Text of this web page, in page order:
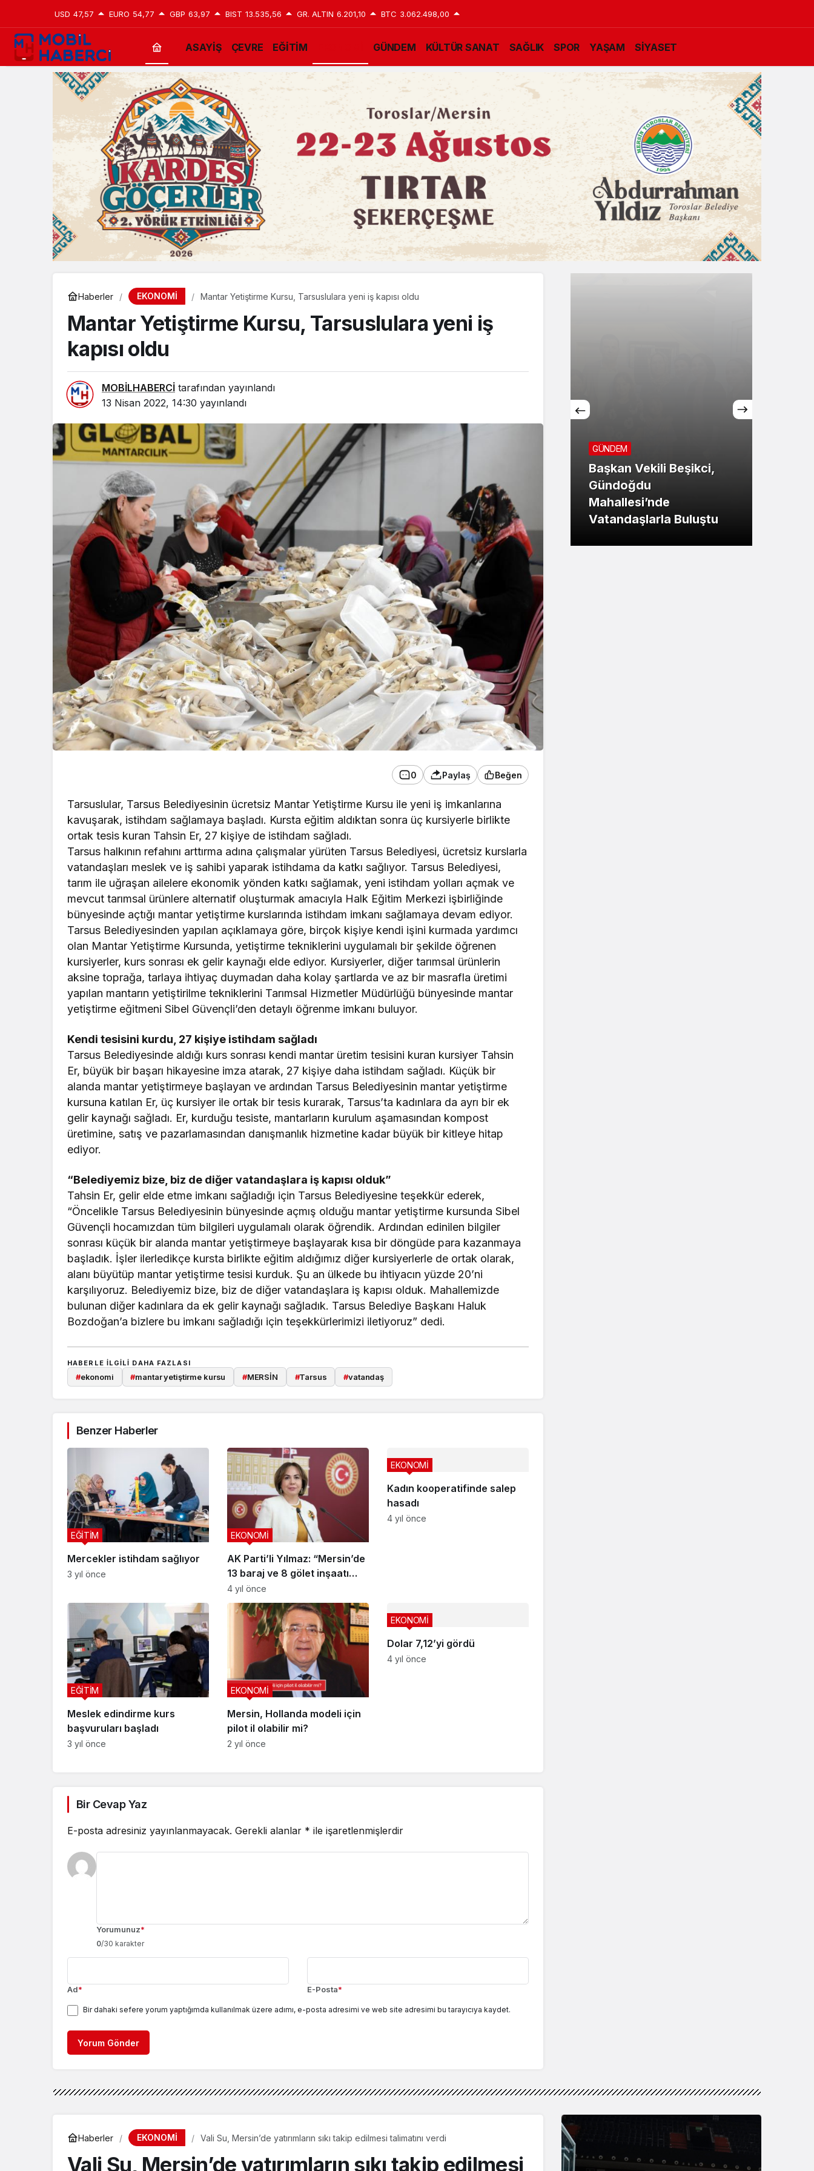
USD 47,57 EURO 54,77 GBP 63,97 BIST 13.535,56 GR. ALTIN 6.201,10 BTC 3.062.498,00
ASAYİŞ ÇEVRE EĞİTİM GÜNDEM KÜLTÜR SANAT SAĞLIK SPOR YAŞAM SİYASET
Haberler EKONOMİ Mantar Yetiştirme Kursu, Tarsuslulara yeni iş kapısı oldu
Mantar Yetiştirme Kursu, Tarsuslulara yeni iş
kapısı oldu
MOBİLHABERCİ tarafından yayınlandı
13 Nisan 2022, 14:30 yayınlandı
0 Paylaş Beğen
Tarsuslular, Tarsus Belediyesinin ücretsiz Mantar Yetiştirme Kursu ile yeni iş imkanlarına
kavuşarak, istihdam sağlamaya başladı. Kursta eğitim aldıktan sonra üç kursiyerle birlikte
ortak tesis kuran Tahsin Er, 27 kişiye de istihdam sağladı.
Tarsus halkının refahını arttırma adına çalışmalar yürüten Tarsus Belediyesi, ücretsiz kurslarla
vatandaşları meslek ve iş sahibi yaparak istihdama da katkı sağlıyor. Tarsus Belediyesi,
tarım ile uğraşan ailelere ekonomik yönden katkı sağlamak, yeni istihdam yolları açmak ve
mevcut tarımsal ürünlere alternatif oluşturmak amacıyla Halk Eğitim Merkezi işbirliğinde
bünyesinde açtığı mantar yetiştirme kurslarında istihdam imkanı sağlamaya devam ediyor.
Tarsus Belediyesinden yapılan açıklamaya göre, birçok kişiye kendi işini kurmada yardımcı
olan Mantar Yetiştirme Kursunda, yetiştirme tekniklerini uygulamalı bir şekilde öğrenen
kursiyerler, kurs sonrası ek gelir kaynağı elde ediyor. Kursiyerler, diğer tarımsal ürünlerin
aksine toprağa, tarlaya ihtiyaç duymadan daha kolay şartlarda ve az bir masrafla üretimi
yapılan mantarın yetiştirilme tekniklerini Tarımsal Hizmetler Müdürlüğü bünyesinde mantar
yetiştirme eğitmeni Sibel Güvençli’den detaylı öğrenme imkanı buluyor.
Kendi tesisini kurdu, 27 kişiye istihdam sağladı
Tarsus Belediyesinde aldığı kurs sonrası kendi mantar üretim tesisini kuran kursiyer Tahsin
Er, büyük bir başarı hikayesine imza atarak, 27 kişiye daha istihdam sağladı. Küçük bir
alanda mantar yetiştirmeye başlayan ve ardından Tarsus Belediyesinin mantar yetiştirme
kursuna katılan Er, üç kursiyer ile ortak bir tesis kurarak, Tarsus’ta kadınlara da ayrı bir ek
gelir kaynağı sağladı. Er, kurduğu tesiste, mantarların kurulum aşamasından kompost
üretimine, satış ve pazarlamasından danışmanlık hizmetine kadar büyük bir kitleye hitap
ediyor.
“Belediyemiz bize, biz de diğer vatandaşlara iş kapısı olduk”
Tahsin Er, gelir elde etme imkanı sağladığı için Tarsus Belediyesine teşekkür ederek,
“Öncelikle Tarsus Belediyesinin bünyesinde açmış olduğu mantar yetiştirme kursunda Sibel
Güvençli hocamızdan tüm bilgileri uygulamalı olarak öğrendik. Ardından edinilen bilgiler
sonrası küçük bir alanda mantar yetiştirmeye başlayarak kısa bir döngüde para kazanmaya
başladık. İşler ilerledikçe kursta birlikte eğitim aldığımız diğer kursiyerlerle de ortak olarak,
alanı büyütüp mantar yetiştirme tesisi kurduk. Şu an ülkede bu ihtiyacın yüzde 20’ni
karşılıyoruz. Belediyemiz bize, biz de diğer vatandaşlara iş kapısı olduk. Mahallemizde
bulunan diğer kadınlara da ek gelir kaynağı sağladık. Tarsus Belediye Başkanı Haluk
Bozdoğan’a bizlere bu imkanı sağladığı için teşekkürlerimizi iletiyoruz” dedi.
HABERLE ILGILI DAHA FAZLASI
#ekonomi #mantar yetiştirme kursu #MERSİN #Tarsus #vatandaş
Benzer Haberler
Mercekler istihdam sağlıyor
EĞİTİM
3 yıl önce
AK Parti’li Yılmaz: “Mersin’de
13 baraj ve 8 gölet inşaatı
devam ediyor”
EKONOMİ
4 yıl önce
Kadın kooperatifinde salep
hasadı
EKONOMİ
4 yıl önce
Meslek edindirme kurs
başvuruları başladı
EĞİTİM
3 yıl önce
Mersin, Hollanda modeli için
pilot il olabilir mi?
EKONOMİ
2 yıl önce
Dolar 7,12’yi gördü
EKONOMİ
4 yıl önce
Bir Cevap Yaz
E-posta adresiniz yayınlanmayacak. Gerekli alanlar * ile işaretlenmişlerdir
Yorumunuz*
0/30 karakter
Ad* E-Posta*
Bir dahaki sefere yorum yaptığımda kullanılmak üzere adımı, e-posta adresimi ve web site adresimi bu tarayıcıya kaydet.
Yorum Gönder
MSK SEZONU AÇTI
GÜNDEM
Başkan Vekili Beşikci,
Gündoğdu
Mahallesi’nde
Vatandaşlarla Buluştu
Haberler EKONOMİ Vali Su, Mersin’de yatırımların sıkı takip edilmesi talimatını verdi
Vali Su, Mersin’de yatırımların sıkı takip edilmesi